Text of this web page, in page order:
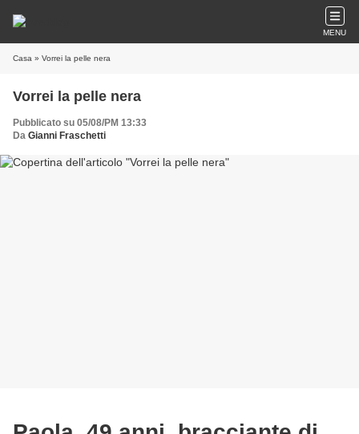
MENU
Casa » Vorrei la pelle nera
Vorrei la pelle nera
Pubblicato su 05/08/PM 13:33
Da Gianni Fraschetti